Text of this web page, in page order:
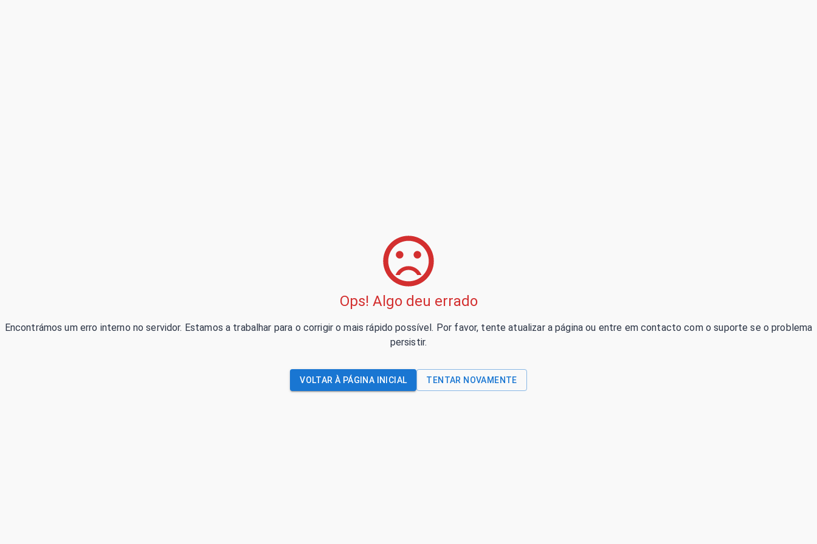
Ops! Algo deu errado
Encontrámos um erro interno no servidor. Estamos a trabalhar para o corrigir o mais rápido possível. Por favor, tente atualizar a página ou entre em contacto com o suporte se o problema
persistir.
VOLTAR À PÁGINA INICIAL TENTAR NOVAMENTE